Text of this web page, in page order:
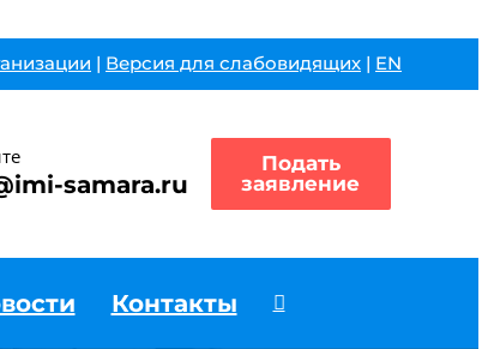
| Версия для слабовидящих | EN
samara.ru
Подать
заявление
Контакты